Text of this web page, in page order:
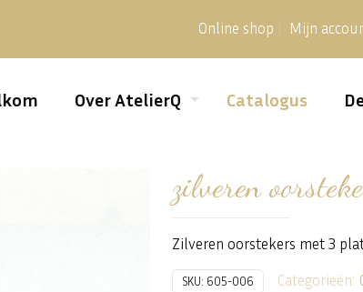
Online shop Mijn
Over AtelierQ Catalogus
zilveren
Zilveren oorstekers met 3
SKU: 605-006 Categorieën: